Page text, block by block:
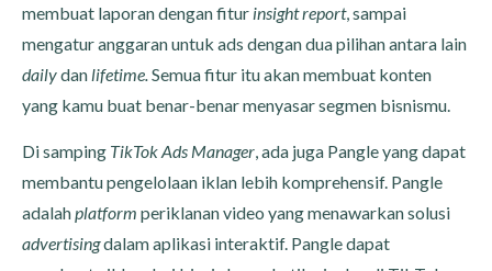
membuat laporan dengan fitur insight report, sampai
mengatur anggaran untuk ads dengan dua pilihan antara lain
dailydan lifetime.Semua fitur itu akan membuat konten
yang kamu buat benar-benar menyasar segmen bisnismu.
Di samping TikTok Ads Manager, ada juga Pangle yang dapat
membantu pengelolaan iklan lebih komprehensif. Pangle
adalahplatform periklanan video yang menawarkan solusi
advertisingdalam aplikasi interaktif. Pangle dapat